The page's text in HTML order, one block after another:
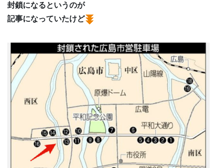
封鎖になるというのが
記事になっていたけど